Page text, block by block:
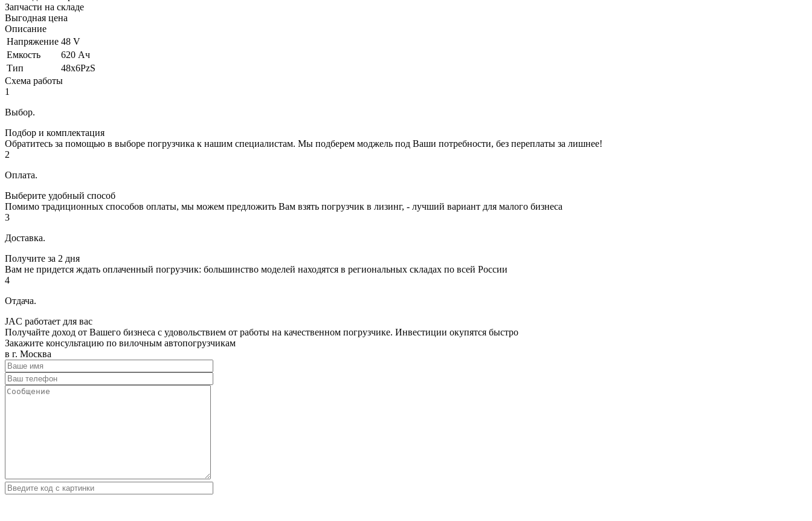
Запчасти на складе
Выгодная цена
Описание
Напряжение 48 V
Емкость
620 Ач
Тип
48х6PzS
Схема работы
1
Выбор.
Подбор и комплектация
Обратитесь за помощью в выборе погрузчика к нашим специалистам. Мы подберем моджель под Ваши потребности, без переплаты за лишнее!
2
Оплата.
Выберите удобный способ
Помимо традиционных способов оплаты, мы можем предложить Вам взять погрузчик в лизинг, - лучший вариант для малого бизнеса
3
Доставка.
Получите за 2 дня
Вам не придется ждать оплаченный погрузчик: большинство моделей находятся в региональных складах по всей России
4
Отдача.
JAC работает для вас
Получайте доход от Вашего бизнеса с удовольствием от работы на качественном погрузчике. Инвестиции окупятся быстро
Закажите консультацию по вилочным автопогрузчикам
в г. Москва